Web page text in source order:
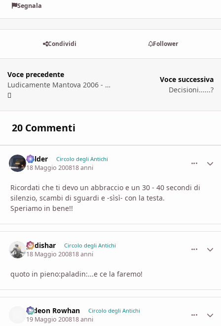
Segnala
Condividi Follower
Voce precedente
Ludicamente Mantova 2006 - L'Ombra della Tentazione
Voce successiva
Decisioni......?
20 Commenti
Balder Circolo degli Antichi
18 Maggio 200818 anni
Ricordati che ti devo un abbraccio e un 30 - 40 secondi di
silenzio, scambi di sguardi e -sìsì- con la testa.
Speriamo in bene!!
padishar Circolo degli Antichi
18 Maggio 200818 anni
quoto in pieno:paladin:...e ce la faremo!
Gideon Rowhan Circolo degli Antichi
19 Maggio 200818 anni